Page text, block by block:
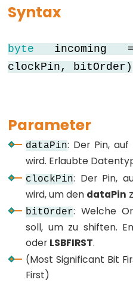
boolean
char
double
long
short
size_t
string
String()
unsigned
char
unsigned
int
unsigned
Syntax
byte incoming
clockPin, bitOrder)
Parameter
dataPin: Der Pin,
wird. Erlaubte
clockPin: Der Pin,
wird, um den dataPin
bitOrder: Welche
soll, um zu shiften.
oder LSBFIRST.
(Most Significant Bit
First)